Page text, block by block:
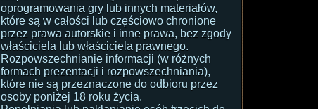
oprogramowania gry lub innych materiałów,
które są w całości lub częściowo chronione
przez prawa autorskie i inne prawa, bez zgody
właściciela lub właściciela prawnego.
Rozpowszechnianie informacji (w różnych
formach prezentacji i rozpowszechniania),
które nie są przeznaczone do odbioru przez
osoby poniżej 18 roku życia.